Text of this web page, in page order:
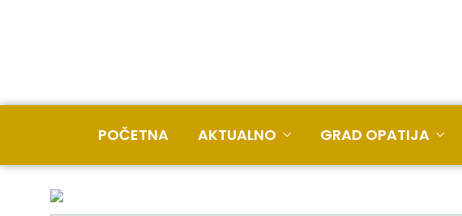
POČETNA AKTUALNO GRAD OPATIJA